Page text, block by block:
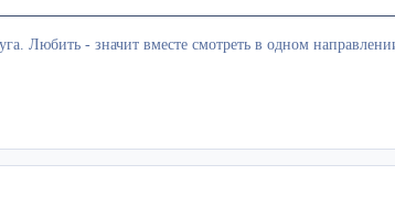
Любить - значит вместе смотреть в одном